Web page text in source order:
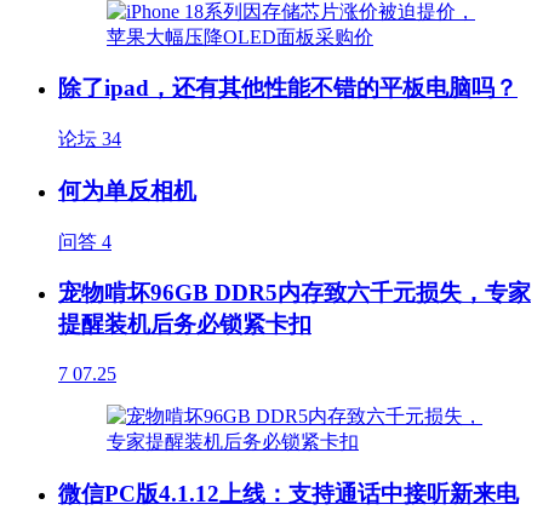
除了ipad，还有其他性能不错的平板电脑吗？
论坛 34
何为单反相机
问答 4
宠物啃坏96GB DDR5内存致六千元损失，专家
提醒装机后务必锁紧卡扣
7 07.25
微信PC版4.1.12上线：支持通话中接听新来电